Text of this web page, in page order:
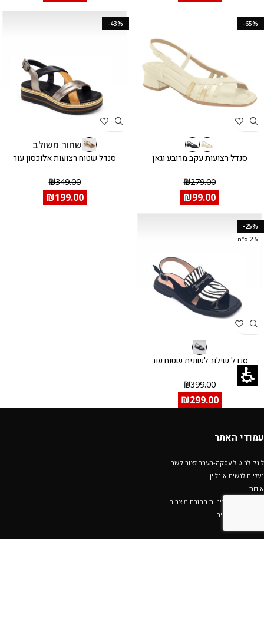
-65%
סנדל רצועות עקב מרובע וגאן
₪279.00
₪99.00
-43%
שחור משולב
סנדל שטוח רצועות אלוכסון עור
₪349.00
₪199.00
-25%
2.5 ס"מ
סנדל שילוב לשונית שטוח עור
₪399.00
₪299.00
עמודי האתר
לינק לביטול עסקה-מעבר לצור קשר
נעליים לנשים אונליין
אודות
ביטול עסקה ומדיניות החזרת מוצרים
אספקה ומשלוחים
תקנון מועדון